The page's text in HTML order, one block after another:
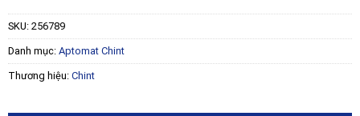
SKU: 256789
Danh mục: Aptomat Chint
Thương hiệu: Chint